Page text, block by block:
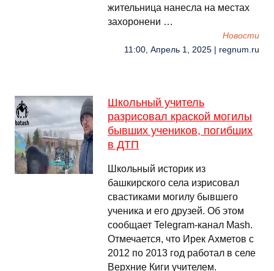
жительница нанесла на местах
захоронени …
Новости
11:00, Апрель 1, 2025 | regnum.ru
Школьный учитель
разрисовал краской могилы
бывших учеников, погибших
в ДТП
Школьный историк из
башкирского села изрисовал
свастиками могилу бывшего
ученика и его друзей. Об этом
сообщает Telegram-канал Mash.
Отмечается, что Ирек Ахметов с
2012 по 2013 год работал в селе
Верхние Киги учителем.